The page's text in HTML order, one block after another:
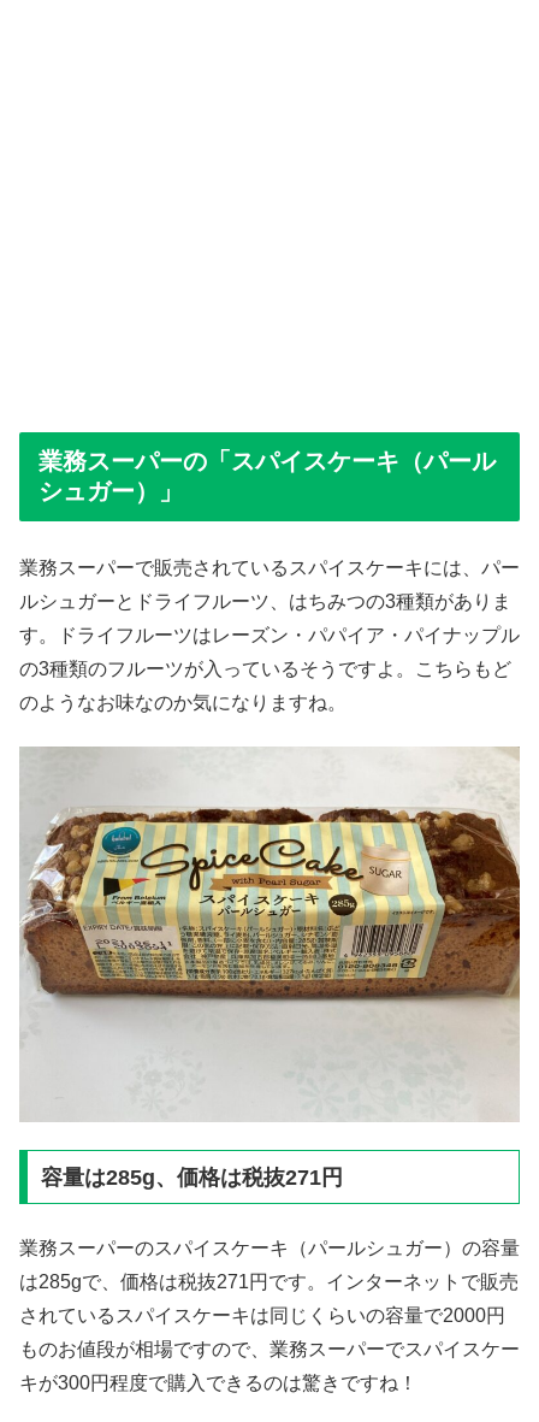
業務スーパーの「スパイスケーキ（パール
シュガー）」
業務スーパーで販売されているスパイスケーキには、パー
ルシュガーとドライフルーツ、はちみつの3種類がありま
す。ドライフルーツはレーズン・パパイア・パイナップル
の3種類のフルーツが入っているそうですよ。こちらもど
のようなお味なのか気になりますね。
容量は285g、価格は税抜271円
業務スーパーのスパイスケーキ（パールシュガー）の容量
は285gで、価格は税抜271円です。インターネットで販売
されているスパイスケーキは同じくらいの容量で2000円
ものお値段が相場ですので、業務スーパーでスパイスケー
キが300円程度で購入できるのは驚きですね！